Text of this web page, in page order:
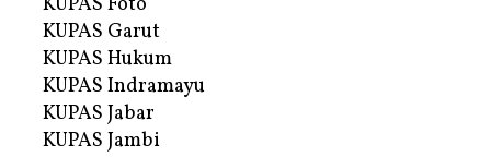
KUPAS Garut
KUPAS Hukum
KUPAS Indramayu
KUPAS Jabar
KUPAS Jambi